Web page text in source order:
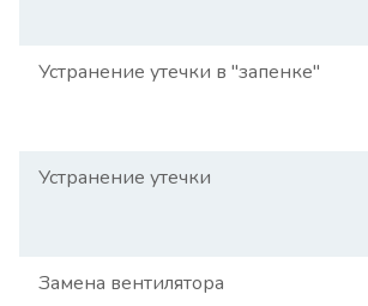
Устранение утечки в "запенке"
Устранение утечки
Замена вентилятора